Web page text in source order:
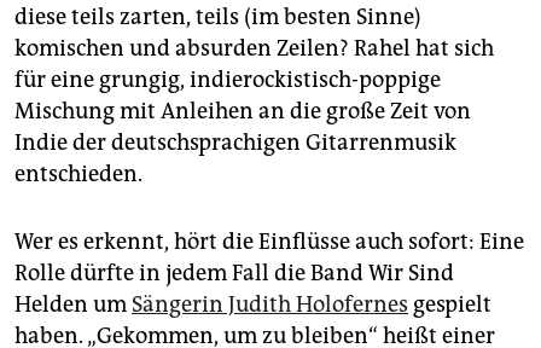
diese teils zarten, teils (im besten Sinne)
komischen und absurden Zeilen? Rahel hat sich
für eine grungig, indierockistisch-poppige
Mischung mit Anleihen an die große Zeit von
Indie der deutschsprachigen Gitarrenmusik
entschieden.
Wer es erkennt, hört die Einflüsse auch sofort: Eine
Rolle dürfte in jedem Fall die Band Wir Sind
Helden um Sängerin Judith Holofernes gespielt
haben. „Gekommen, um zu bleiben“ heißt einer